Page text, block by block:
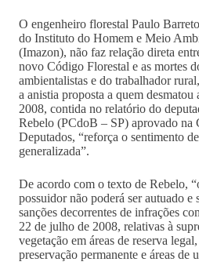
O engenheiro florestal Paulo
do Instituto do Homem e Meio
(Imazon), não faz relação direta
novo Código Florestal e as mortes
ambientalistas e do trabalhador
a anistia proposta a quem desmatou
2008, contida no relatório do
Rebelo (PCdoB – SP) aprovado na
Deputados, “reforça o sentimento
generalizada”.
De acordo com o texto de Rebelo,
possuidor não poderá ser autuado e
sanções decorrentes de infrações
22 de julho de 2008, relativas à
vegetação em áreas de reserva
preservação permanente e áreas de